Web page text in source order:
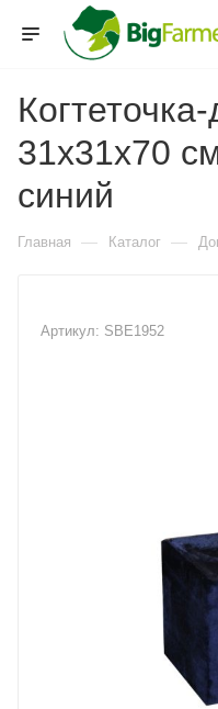
31х31х70
синий
Главная — Каталог —
Артикул: SBE1952